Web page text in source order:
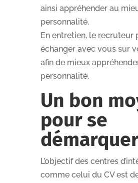
ainsi appréhender au
personnalité.
En entretien, le recruteur
échanger avec vous sur
afin de mieux
personnalité.
Un bon
pour se
L’objectif des centres
comme celui du CV est